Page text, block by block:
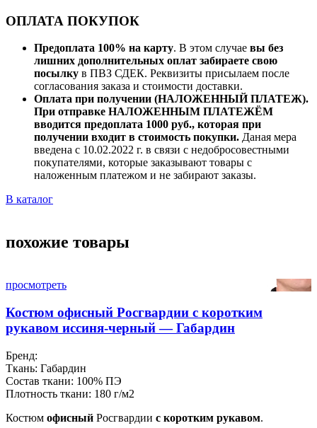
ОПЛАТА ПОКУПОК
Предоплата 100% на карту. В этом случае вы без
лишних дополнительных оплат забираете свою
посылку в ПВЗ СДЕК. Реквизиты присылаем после
согласования заказа и стоимости доставки.
Оплата при получении (НАЛОЖЕННЫЙ ПЛАТЕЖ).
При отправке НАЛОЖЕННЫМ ПЛАТЕЖЁМ
вводится предоплата 1000 руб., которая при
получении входит в стоимость покупки. Даная мера
введена с 10.02.2022 г. в связи с недобросовестными
покупателями, которые заказывают товары с
наложенным платежом и не забирают заказы.
В каталог
похожие товары
просмотреть
Костюм офисный Росгвардии с коротким
рукавом иссиня-черный — Габардин
Бренд:
Ткань: Габардин
Состав ткани: 100% ПЭ
Плотность ткани: 180 г/м2
Костюм офисный Росгвардии с коротким рукавом.